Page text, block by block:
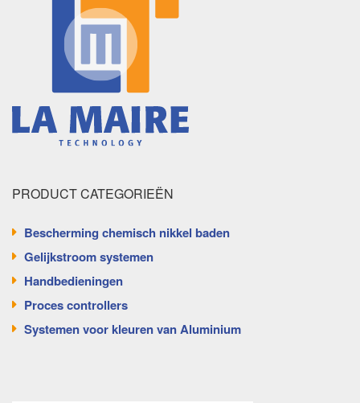
PRODUCT CATEGORIEËN
Bescherming chemisch nikkel baden
Gelijkstroom systemen
Handbedieningen
Proces controllers
Systemen voor kleuren van Aluminium